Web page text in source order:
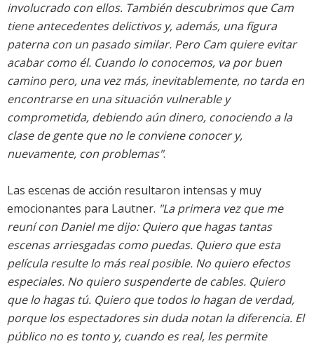
involucrado con ellos. También descubrimos que Cam
tiene antecedentes delictivos y, además, una figura
paterna con un pasado similar. Pero Cam quiere evitar
acabar como él. Cuando lo conocemos, va por buen
camino pero, una vez más, inevitablemente, no tarda en
encontrarse en una situación vulnerable y
comprometida, debiendo aún dinero, conociendo a la
clase de gente que no le conviene conocer y,
nuevamente, con problemas".
Las escenas de acción resultaron intensas y muy
emocionantes para Lautner. "La primera vez que me
reuní con Daniel me dijo: Quiero que hagas tantas
escenas arriesgadas como puedas. Quiero que esta
película resulte lo más real posible. No quiero efectos
especiales. No quiero suspenderte de cables. Quiero
que lo hagas tú. Quiero que todos lo hagan de verdad,
porque los espectadores sin duda notan la diferencia. El
público no es tonto y, cuando es real, les permite